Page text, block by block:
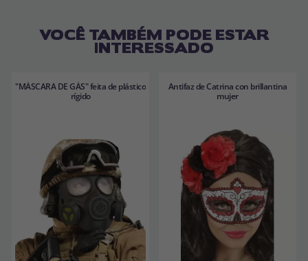
VOCÊ TAMBÉM PODE ESTAR
INTERESSADO
"MÁSCARA DE GÁS" feita de plástico
rígido
Antifaz de Catrina con brillantina
mujer